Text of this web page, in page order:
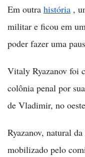
Em outra história ,
militar e ficou em
poder fazer uma
Vitaly Ryazanov foi
colônia penal por
de Vladimir, no
Ryazanov, natural
mobilizado pelo